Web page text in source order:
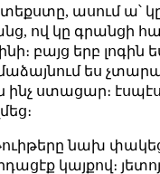
ասում ա՝
ով կը գրանցի
բայց երբ լոգին
ես
ինչ ստացար։
նախ փակեց
կայքով։